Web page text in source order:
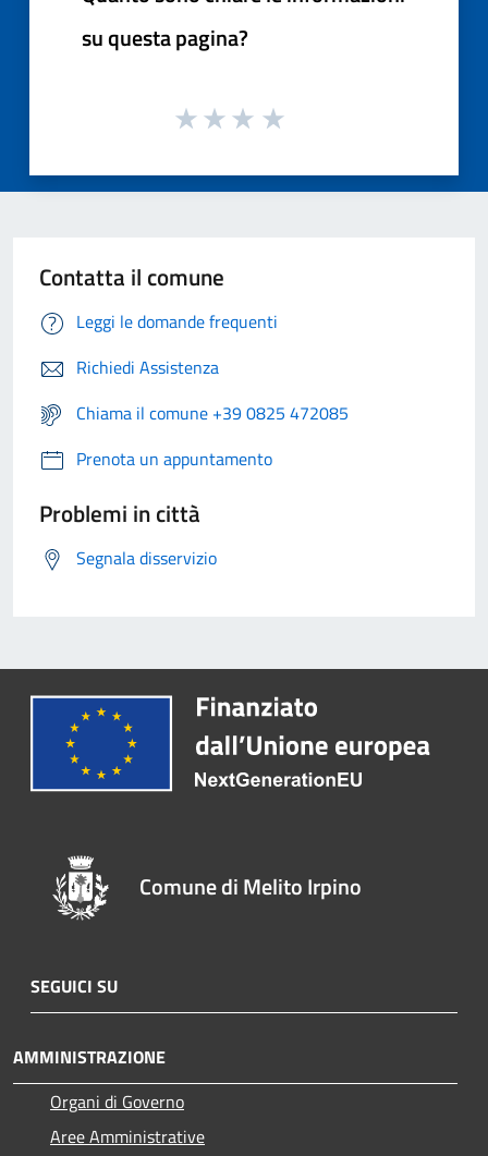
su questa pagina?
Contatta il comune
Leggi le domande frequenti
Richiedi Assistenza
Chiama il comune +39 0825 472085
Prenota un appuntamento
Problemi in città
Segnala disservizio
Comune di Melito Irpino
SEGUICI SU
AMMINISTRAZIONE
Organi di Governo
Aree Amministrative